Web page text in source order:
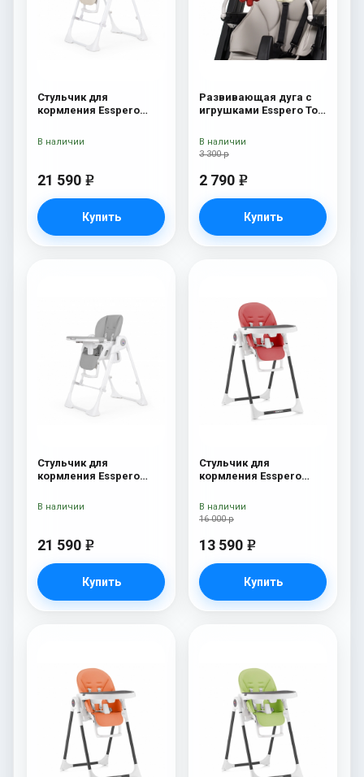
Стульчик для
кормления Esspero
21 590 e
Купить
В наличии
Развивающая дуга с
игрушками Esspero Toy
Butterfly
3 300 р
2 790 e
Купить
В наличии
Стульчик для
кормления Esspero
21 590 e
Купить
В наличии
Стульчик для
кормления Esspero
16 000 р
13 590 e
Купить
В наличии